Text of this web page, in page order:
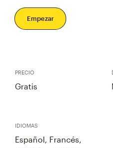
Empezar
PRECIO
Gratis
IDIOMAS
Español, Francés,